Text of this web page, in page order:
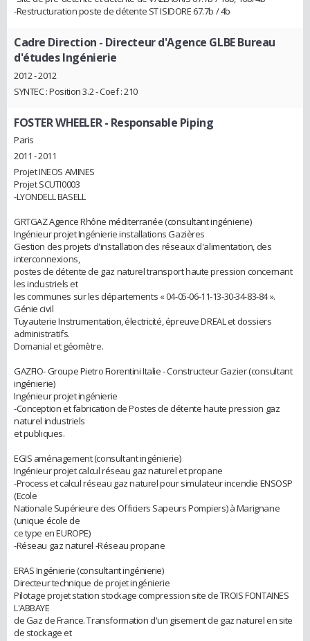
-Restructuration poste de détente ST ISIDORE 67.7b / 4b
Cadre Direction - Directeur d'Agence GLBE Bureau
d'études Ingénierie
2012 - 2012
SYNTEC : Position 3.2 - Coef : 210
FOSTER WHEELER- Responsable Piping
Paris
2011 - 2011
Projet INEOS AMINES
Projet SCUTI0003
-LYONDELL BASELL
GRTGAZ Agence Rhône méditerranée (consultant ingénierie)
Ingénieur projet Ingénierie installations Gazières
Gestion des projets d'installation des réseaux d'alimentation, des
interconnexions,
postes de détente de gaz naturel transport haute pression concernant
les industriels et
les communes sur les départements « 04-05-06-11-13-30-34-83-84 ».
Génie civil
Tuyauterie Instrumentation, électricité, épreuve DREAL et dossiers
administratifs.
Domanial et géomètre.
GAZFIO- Groupe Pietro Fiorentini Italie - Constructeur Gazier (consultant
ingénierie)
Ingénieur projet ingénierie
-Conception et fabrication de Postes de détente haute pression gaz
naturel industriels
et publiques.
EGIS aménagement (consultant ingénierie)
Ingénieur projet calcul réseau gaz naturel et propane
-Process et calcul réseau gaz naturel pour simulateur incendie ENSOSP
(Ecole
Nationale Supérieure des Officiers Sapeurs Pompiers) à Marignane
(unique école de
ce type en EUROPE)
-Réseau gaz naturel -Réseau propane
ERAS Ingénierie (consultant ingénierie)
Directeur technique de projet ingénierie
Pilotage projet station stockage compression site de TROIS FONTAINES
L'ABBAYE
de Gaz de France. Transformation d'un gisement de gaz naturel en site
de stockage et